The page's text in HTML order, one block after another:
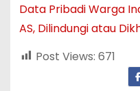
Data Pribadi Warga
AS, Dilindungi atau
Post Views: 671